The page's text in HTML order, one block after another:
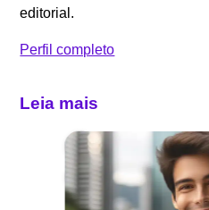
editorial.
Perfil completo
Leia mais